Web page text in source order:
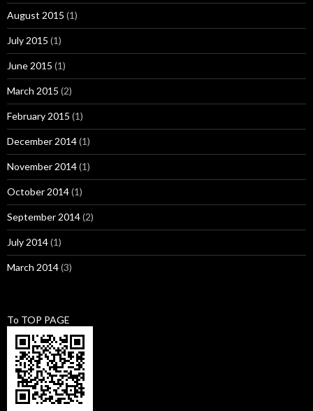
August 2015 (1)
July 2015 (1)
June 2015 (1)
March 2015 (2)
February 2015 (1)
December 2014(1)
November 2014(1)
October 2014(1)
September 2014(2)
July 2014(1)
March 2014(3)
To TOP PAGE